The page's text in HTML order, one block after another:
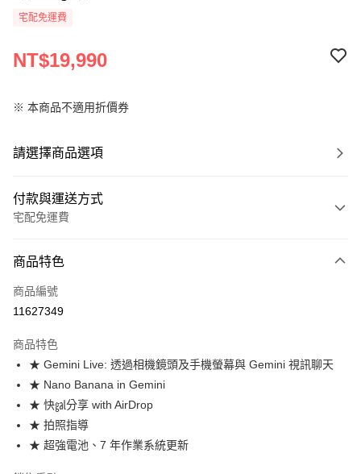
宅配免運費
NT$19,990
※ 本商品不適用折價券
請選擇商品選項
付款與運送方式
宅配免運費
全家線上支付
運送方式
本島宅配-活動商品
免運費
離島宅配-常溫商品
免運費
商品特色
商品編號
11627349
商品特色
★ Gemini Live: 透過相機鏡頭及手機螢幕與 Gemini 視訊聊天
★ Nano Banana in Gemini
★ 快㏿分享 with AirDrop
★ 拍照指導
★ 超強電池、7 年作業系統更新